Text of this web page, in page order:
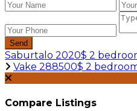
Send
Saburtalo 2020$ 2
Vake 288500$ 2
Compare Listings